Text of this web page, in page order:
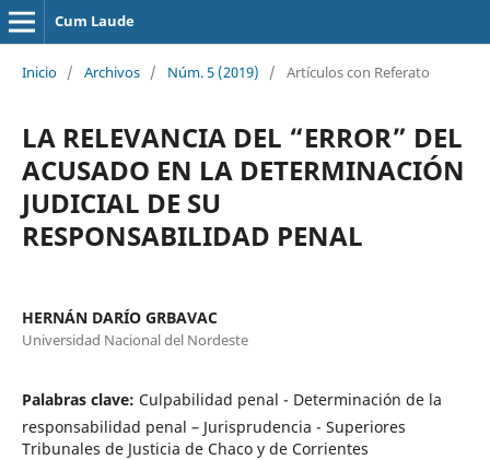
Cum Laude
Inicio / Archivos / Núm. 5 (2019) / Artículos con Referato
LA RELEVANCIA DEL “ERROR” DEL
ACUSADO EN LA DETERMINACIÓN
JUDICIAL DE SU
RESPONSABILIDAD PENAL
HERNÁN DARÍO GRBAVAC
Universidad Nacional del Nordeste
Palabras clave: Culpabilidad penal - Determinación de la
responsabilidad penal – Jurisprudencia - Superiores
Tribunales de Justicia de Chaco y de Corrientes